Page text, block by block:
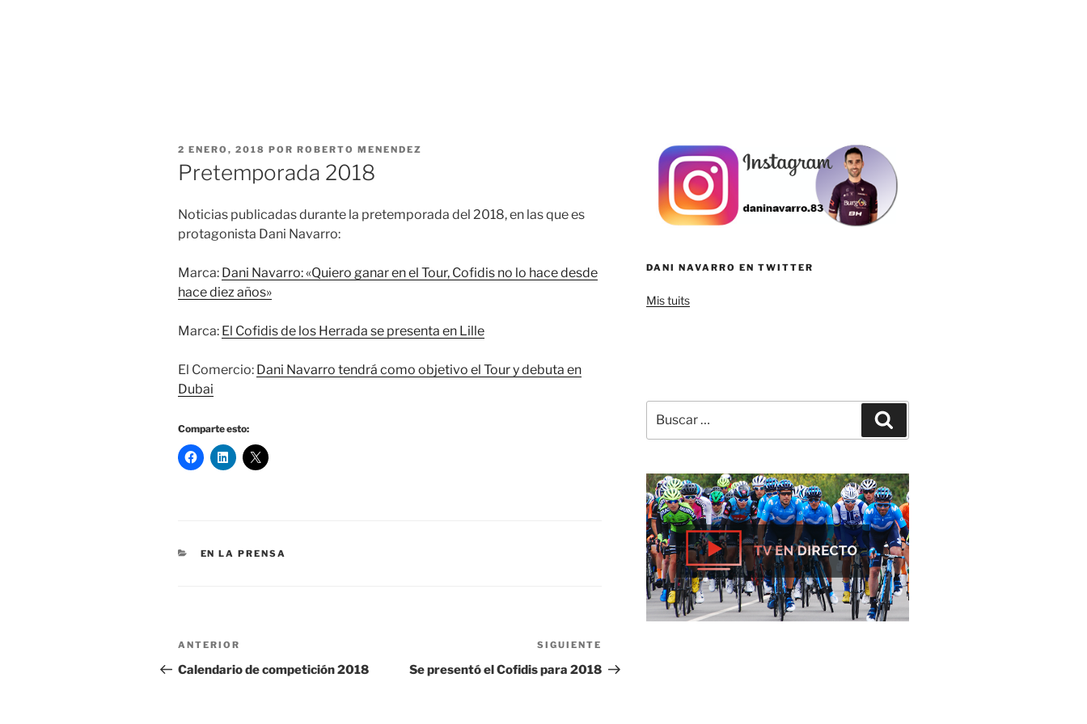
PUBLICADO
EL
2 ENERO, 2018 POR ROBERTO MENENDEZ
Pretemporada 2018
Noticias publicadas durante la pretemporada del 2018, en las que es
protagonista Dani Navarro:
Marca: Dani Navarro: «Quiero ganar en el Tour, Cofidis no lo hace desde
hace diez años»
Marca: El Cofidis de los Herrada se presenta en Lille
El Comercio: Dani Navarro tendrá como objetivo el Tour y debuta en
Dubai
Comparte esto:
CATEGORÍAS
EN LA PRENSA
Navegación
de
Entrada
anterior:
ANTERIOR
Calendario de competición 2018
entrada
SIGUIENTE
Se presentó el Cofidis para 2018
DANI NAVARRO EN TWITTER
Mis tuits
por: